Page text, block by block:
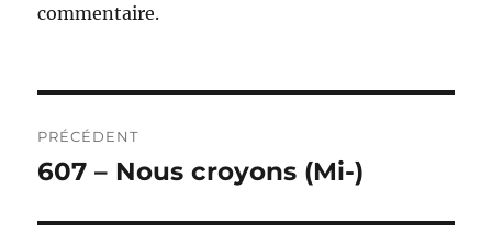
commentaire.
de
PRÉCÉDENT
Publication
607 – Nous croyons (Mi-)